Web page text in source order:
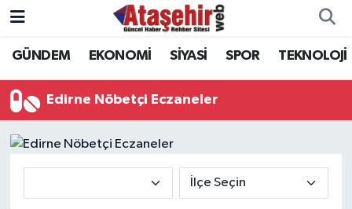
GÜNDEM EKONOMİ SİYASİ SPOR TEKNOLOJİ
Edirne Nöbetçi Eczaneler
Hava Durumu
Trafik Durumu
Süper Lig Puan Durumu ve Fikstür